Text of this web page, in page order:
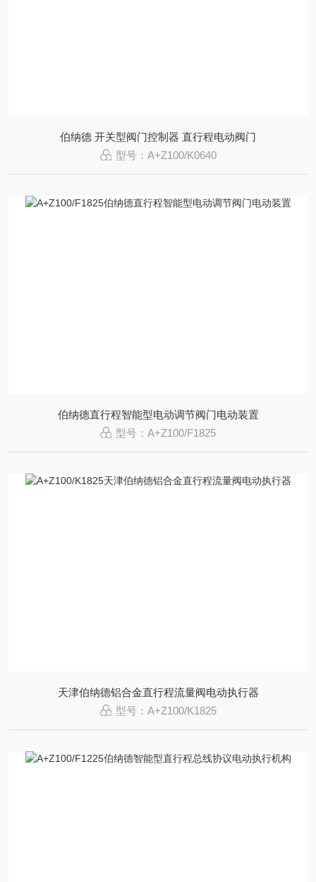
伯纳德 开关型阀门控制器 直行程电动阀门
型号：A+Z100/K0640
伯纳德直行程智能型电动调节阀门电动装置
型号：A+Z100/F1825
天津伯纳德铝合金直行程流量阀电动执行器
型号：A+Z100/K1825